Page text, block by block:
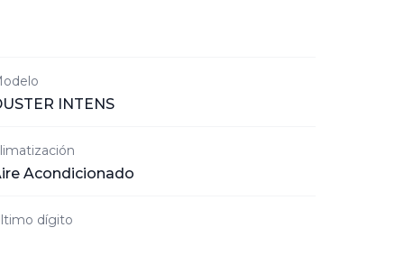
INTENS
Acondicionado
dígito